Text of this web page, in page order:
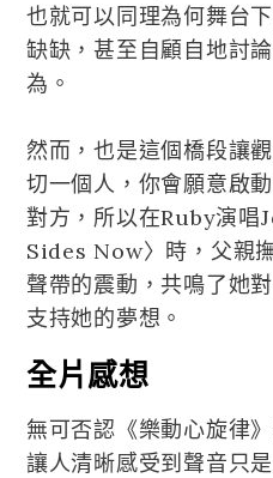
也就可以同理為何舞台
缺缺，甚至自顧自地討
為。
然而，也是這個橋段讓
切一個人，你會願意啟
對方，所以在Ruby演
Sides Now〉時，父親
聲帶的震動，共鳴了她
支持她的夢想。
全片感想
無可否認《樂動心旋律
讓人清晰感受到聲音只